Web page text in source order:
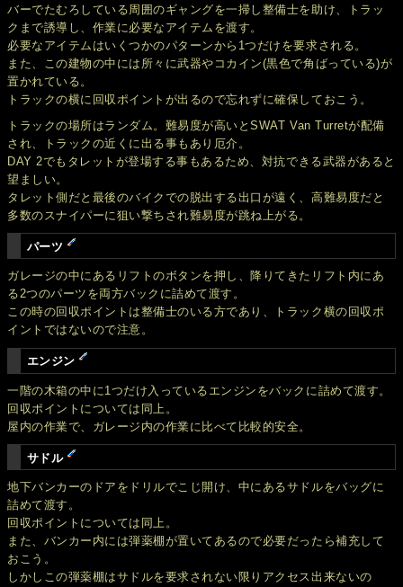
バーでたむろしている周囲のギャングを一掃し整備士を助け、トラッ
クまで誘導し、作業に必要なアイテムを渡す。
必要なアイテムはいくつかのパターンから1つだけを要求される。
また、この建物の中には所々に武器やコカイン(黒色で角ばっている)が
置かれている。
トラックの横に回収ポイントが出るので忘れずに確保しておこう。
トラックの場所はランダム。難易度が高いとSWAT Van Turretが配備
され、トラックの近くに出る事もあり厄介。
DAY 2でもタレットが登場する事もあるため、対抗できる武器があると
望ましい。
タレット側だと最後のバイクでの脱出する出口が遠く、高難易度だと
多数のスナイパーに狙い撃ちされ難易度が跳ね上がる。
パーツ
ガレージの中にあるリフトのボタンを押し、降りてきたリフト内にあ
る2つのパーツを両方バックに詰めて渡す。
この時の回収ポイントは整備士のいる方であり、トラック横の回収ポ
イントではないので注意。
エンジン
一階の木箱の中に1つだけ入っているエンジンをバックに詰めて渡す。
回収ポイントについては同上。
屋内の作業で、ガレージ内の作業に比べて比較的安全。
サドル
地下バンカーのドアをドリルでこじ開け、中にあるサドルをバッグに
詰めて渡す。
回収ポイントについては同上。
また、バンカー内には弾薬棚が置いてあるので必要だったら補充して
おこう。
しかしこの弾薬棚はサドルを要求されない限りアクセス出来ないの